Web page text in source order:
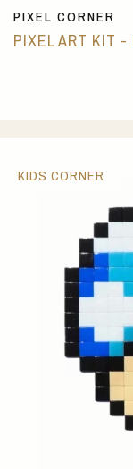
PIXEL CORNER
PIXEL ART KIT -
KIDS CORNER